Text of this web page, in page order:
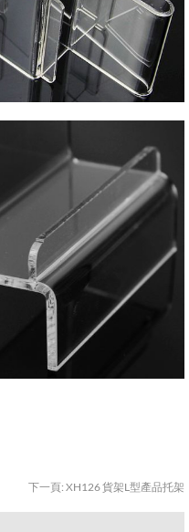
下一頁: XH126 貨架L型產品托架